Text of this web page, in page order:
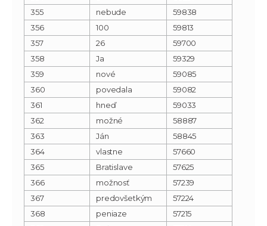
355
nebude
59838
356
100
59813
357
26
59700
358
Ja
59329
359
nové
59085
360
povedala
59082
361
hneď
59033
362
možné
58887
363
Ján
58845
364
vlastne
57660
365
Bratislave
57625
366
možnosť
57239
367
predovšetkým
57224
368
peniaze
57215